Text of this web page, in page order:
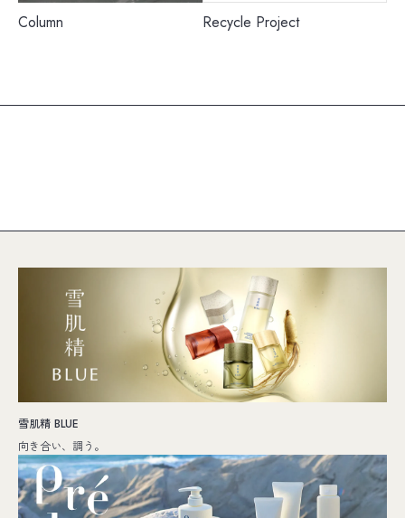
Column Recycle Project
雪肌精 BLUE
向き合い、調う。